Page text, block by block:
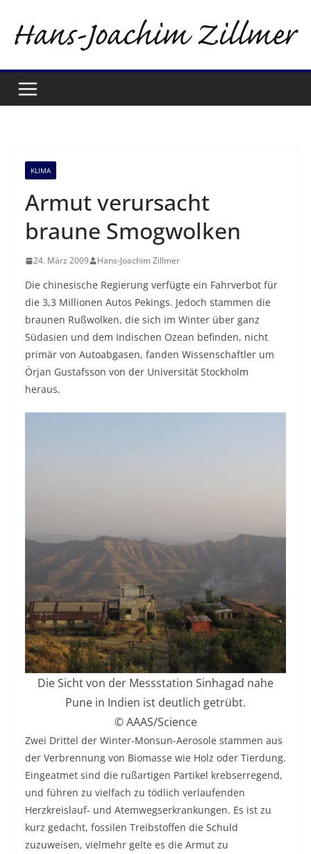
Inhalt
springen
KLIMA
Armut verursacht
braune Smogwolken
24. März 2009 Hans-Joachim Zillmer
Die chinesische Regierung verfügte ein Fahrverbot für
die 3,3 Millionen Autos Pekings. Jedoch stammen die
braunen Rußwolken, die sich im Winter über ganz
Südasien und dem Indischen Ozean befinden, nicht
primär von Autoabgasen, fanden Wissenschaftler um
Örjan Gustafsson von der Universität Stockholm
heraus.
Die Sicht von der Messstation Sinhagad nahe
Pune in Indien ist deutlich getrübt.
© AAAS/Science
Zwei Drittel der Winter-Monsun-Aerosole stammen aus
der Verbrennung von Biomasse wie Holz oder Tierdung.
Eingeatmet sind die rußartigen Partikel krebserregend,
und führen zu vielfach zu tödlich verlaufenden
Herzkreislauf- und Atemwegserkrankungen. Es ist zu
kurz gedacht, fossilen Treibstoffen die Schuld
zuzuweisen, vielmehr gelte es die Armut zu